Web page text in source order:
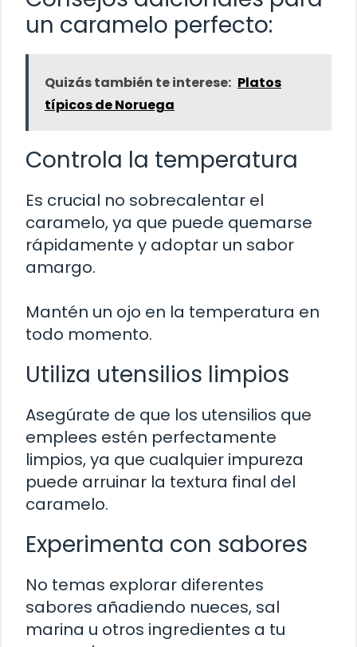
un caramelo perfecto:
Quizás también te interese: Platos
típicos de Noruega
Controla la temperatura
Es crucial no sobrecalentar el
caramelo, ya que puede quemarse
rápidamente y adoptar un sabor
amargo.
Mantén un ojo en la temperatura en
todo momento.
Utiliza utensilios limpios
Asegúrate de que los utensilios que
emplees estén perfectamente
limpios, ya que cualquier impureza
puede arruinar la textura final del
caramelo.
Experimenta con sabores
No temas explorar diferentes
sabores añadiendo nueces, sal
marina u otros ingredientes a tu